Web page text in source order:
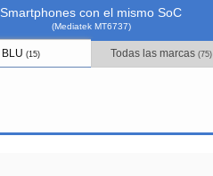
Smartphones con el mismo SoC
(Mediatek MT6737)
BLU (15) Todas las marcas(75)